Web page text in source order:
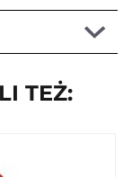
TEŻ: